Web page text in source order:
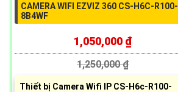
CAMERA WIFI EZVIZ 360 CS-H6C-R100-
8B4WF
1,050,000 ₫
1,250,000 ₫
Thiết bị Camera Wifi IP CS-H6c-R100-